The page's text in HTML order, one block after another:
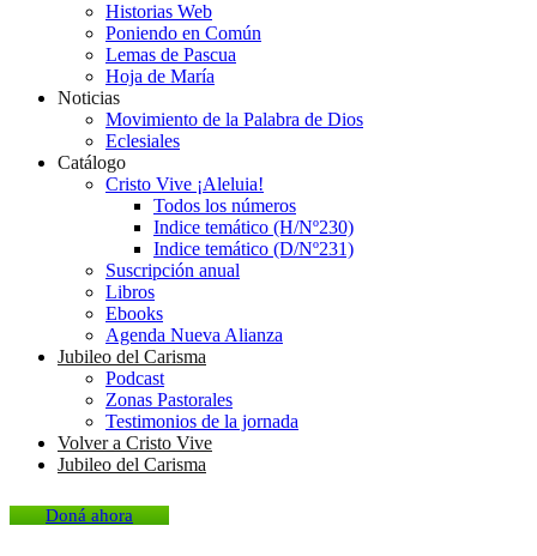
Historias Web
Poniendo en Común
Lemas de Pascua
Hoja de María
Noticias
Movimiento de la Palabra de Dios
Eclesiales
Catálogo
Cristo Vive ¡Aleluia!
Todos los números
Indice temático (H/Nº230)
Indice temático (D/Nº231)
Suscripción anual
Libros
Ebooks
Agenda Nueva Alianza
Jubileo del Carisma
Podcast
Zonas Pastorales
Testimonios de la jornada
Volver a Cristo Vive
Jubileo del Carisma
Doná ahora